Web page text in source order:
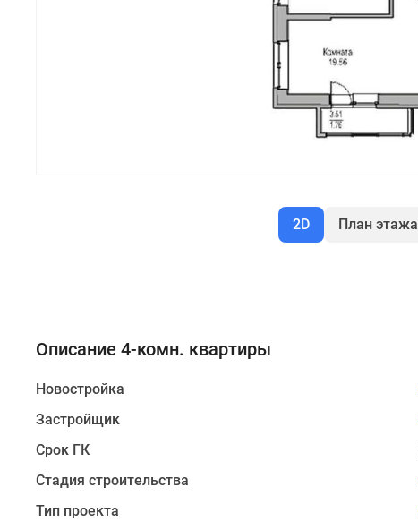
2D План этажа
Описание 4-комн. квартиры
Новостройка
Застройщик
Срок ГК
Стадия строительства
Тип проекта